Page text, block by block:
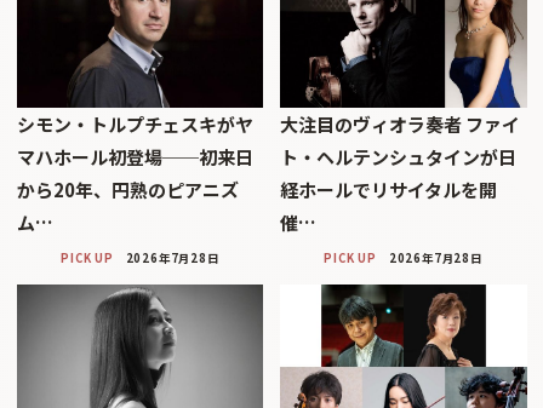
シモン・トルプチェスキがヤ
マハホール初登場──初来日
から20年、円熟のピアニズ
ム…
PICK UP 2026年7月28日
大注目のヴィオラ奏者 ファイ
ト・ヘルテンシュタインが日
経ホールでリサイタルを開
催…
PICK UP 2026年7月28日